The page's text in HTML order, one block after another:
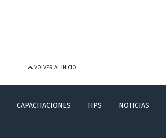
VOLVER AL INICIO
CAPACITACIONES TIPS NOTICIAS